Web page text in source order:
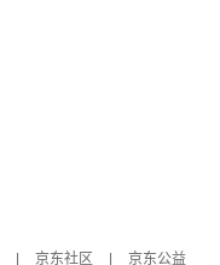
京东社区
京东公益